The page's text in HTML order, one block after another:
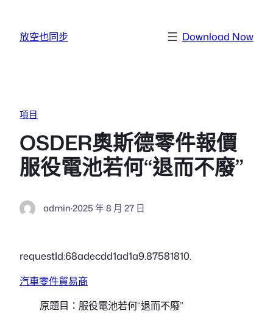
放空也同步 Download Now
項目
OSDER奧斯德零件報價
服役電池若何“退而不廢”
admin·2025 年 8 月 27 日
requestId:68adecdd1ad1a9.87581810.
汽車零件貿易商
原題目：服役電池若何“退而不廢”